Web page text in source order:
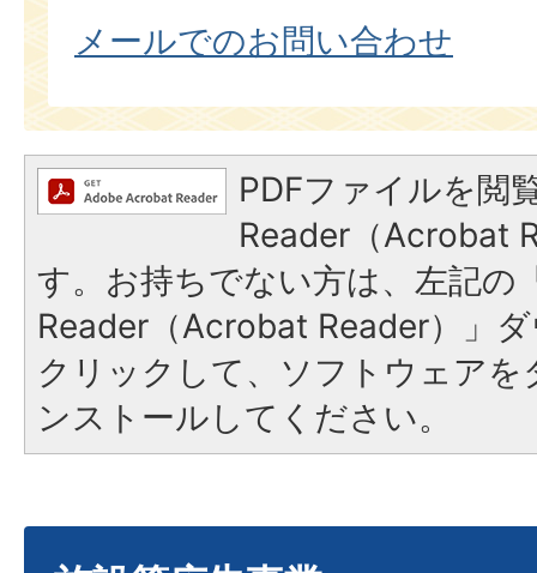
メールでのお問い合わせ
PDFファイルを閲
Reader（Acrobat
す。お持ちでない方は、左記の
Reader（Acrobat Reader）」
クリックして、ソフトウェア
ンストールしてください。